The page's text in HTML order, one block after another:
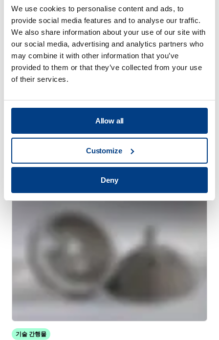
We use cookies to personalise content and ads, to
provide social media features and to analyse our traffic.
We also share information about your use of our site with
our social media, advertising and analytics partners who
may combine it with other information that you’ve
provided to them or that they’ve collected from your use
of their services.
Allow all
Customize
Deny
고압 열처리(HPHT™)를 통한 열처리 왜곡 감
소
기술 간행물